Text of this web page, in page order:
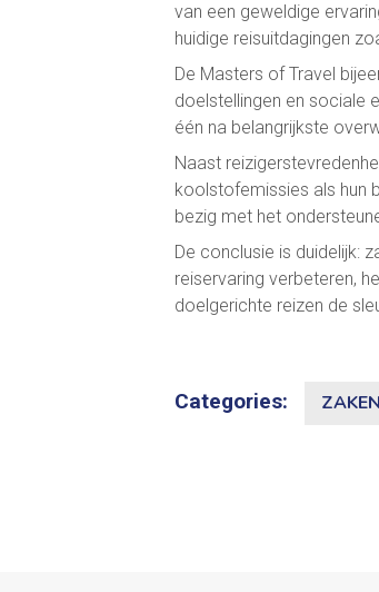
van een geweldige
huidige reisuitdagingen
De Masters of Travel
doelstellingen en sociale
één na belangrijkste
Naast
koolstofemissies als hun
bezig met het
De conclusie is duidelijk:
reiservaring verbeteren,
doelgerichte reizen de
Categories: